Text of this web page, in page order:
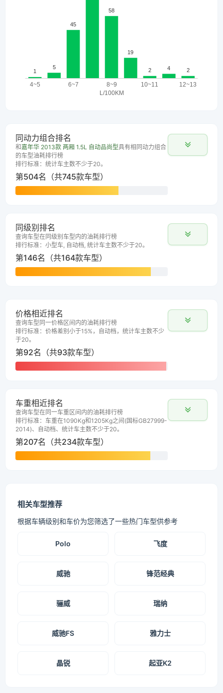
同动力组合排名
和嘉年华 2013款 两厢 1.5L 自动品尚型具有相同动力组合
的车型油耗排行榜
排行标准：统计车主数不少于20。
第504名（共745款车型）
同级别排名
查询车型在同级别车型内的油耗排行榜
排行标准：小型车, 自动档, 统计车主数不少于20。
第146名（共164款车型）
价格相近排名
查询车型同一价格区间内的油耗排行榜
排行标准：价格差别小于15%，自动档，统计车主数不少
于20。
第92名（共93款车型）
车重相近排名
查询车型在同一车重区间内的油耗排行榜
排行标准：车重在1090Kg和1205Kg之间(国标GB27999-
2014)、自动档、统计车主数不少于20。
第207名（共234款车型）
相关车型推荐
根据车辆级别和车价为您筛选了一些热门车型供参考
Polo 飞度
威驰 锋范经典
骊威 瑞纳
威驰FS 雅力士
晶锐 起亚K2